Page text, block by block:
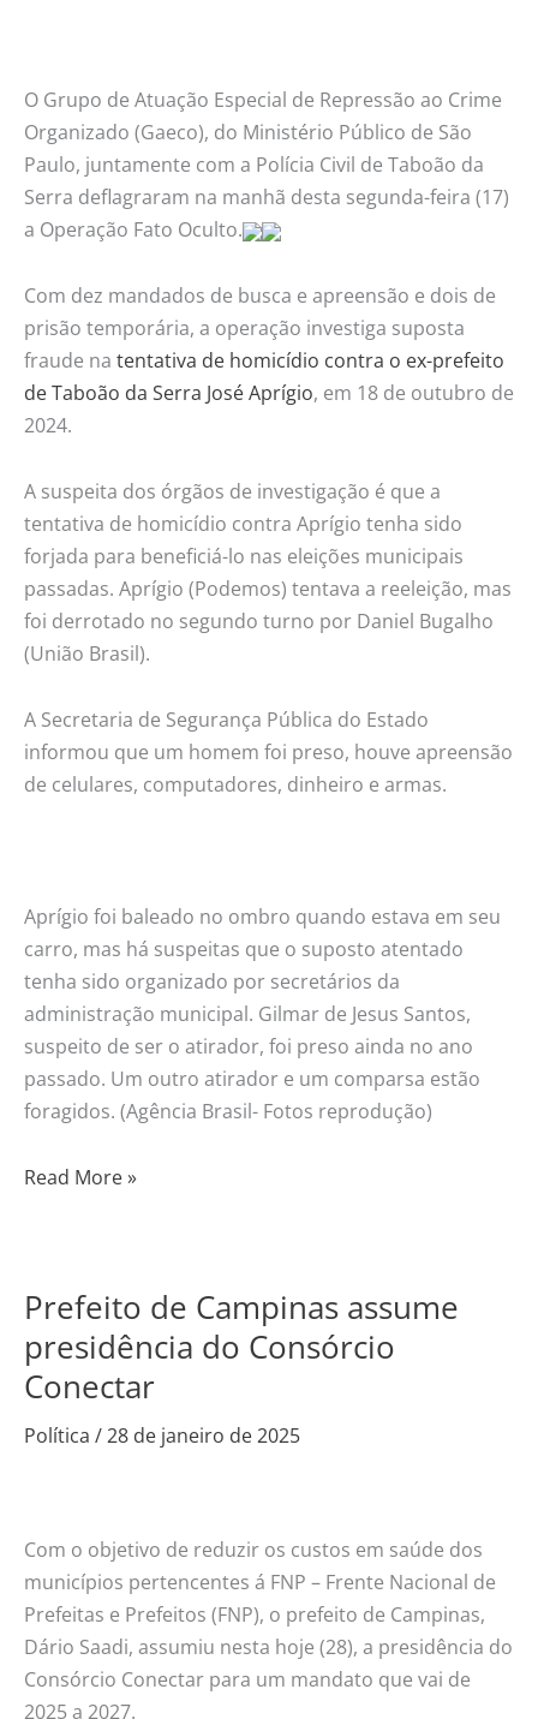
O Grupo de Atuação Especial de Repressão ao Crime
Organizado (Gaeco), do Ministério Público de São
Paulo, juntamente com a Polícia Civil de Taboão da
Serra deflagraram na manhã desta segunda-feira (17)
a Operação Fato Oculto.
Com dez mandados de busca e apreensão e dois de
prisão temporária, a operação investiga suposta
fraude na tentativa de homicídio contra o ex-prefeito
de Taboão da Serra José Aprígio, em 18 de outubro de
2024.
A suspeita dos órgãos de investigação é que a
tentativa de homicídio contra Aprígio tenha sido
forjada para beneficiá-lo nas eleições municipais
passadas. Aprígio (Podemos) tentava a reeleição, mas
foi derrotado no segundo turno por Daniel Bugalho
(União Brasil).
A Secretaria de Segurança Pública do Estado
informou que um homem foi preso, houve apreensão
de celulares, computadores, dinheiro e armas.
Aprígio foi baleado no ombro quando estava em seu
carro, mas há suspeitas que o suposto atentado
tenha sido organizado por secretários da
administração municipal. Gilmar de Jesus Santos,
suspeito de ser o atirador, foi preso ainda no ano
passado. Um outro atirador e um comparsa estão
foragidos. (Agência Brasil- Fotos reprodução)
prefeito
Read More »
Prefeito de Campinas assume
presidência do Consórcio
Conectar
Política /28 de janeiro de 2025
Com o objetivo de reduzir os custos em saúde dos
municípios pertencentes á FNP – Frente Nacional de
Prefeitas e Prefeitos (FNP), o prefeito de Campinas,
Dário Saadi, assumiu nesta hoje (28), a presidência do
Consórcio Conectar para um mandato que vai de
2025 a 2027.
Prefeito
Campinas
assume
presidência